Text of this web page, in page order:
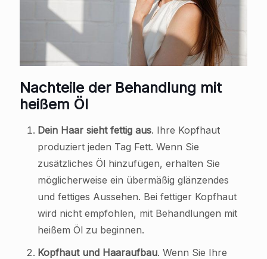
Nachteile der Behandlung mit
heißem Öl
Dein Haar sieht fettig aus. Ihre Kopfhaut
produziert jeden Tag Fett. Wenn Sie
zusätzliches Öl hinzufügen, erhalten Sie
möglicherweise ein übermäßig glänzendes
und fettiges Aussehen. Bei fettiger Kopfhaut
wird nicht empfohlen, mit Behandlungen mit
heißem Öl zu beginnen.
Kopfhaut und Haaraufbau. Wenn Sie Ihre